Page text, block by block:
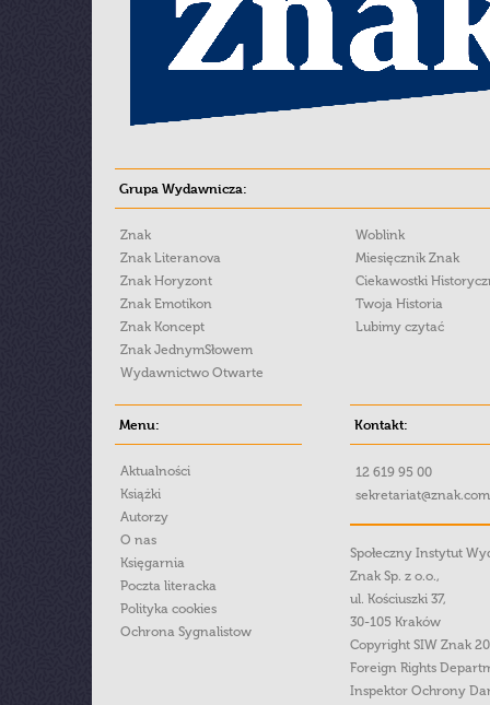
Grupa Wydawnicza:
Znak
Znak Literanova
Znak Horyzont
Znak Emotikon
Znak Koncept
Znak JednymSłowem
Wydawnictwo Otwarte
Woblink
Miesięcznik Znak
Ciekawostki
Twoja Historia
Lubimy czytać
Menu:
Aktualności
Książki
Autorzy
O nas
Księgarnia
Poczta literacka
Polityka cookies
Ochrona Sygnalistow
Kontakt:
12 619 95 00
Społeczny Instytut
Znak Sp. z o.o.,
ul. Kościuszki 37,
30-105 Kraków
Copyright SIW Znak
Foreign Rights
Inspektor Ochrony